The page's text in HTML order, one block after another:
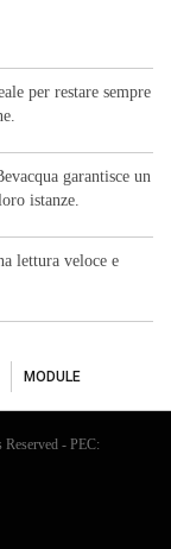
per restare sempre
garantisce un
istanze.
lettura veloce e
MODULE
- PEC: